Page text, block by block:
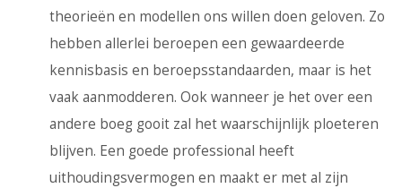
theorieën en modellen ons willen doen geloven. Zo
hebben allerlei beroepen een gewaardeerde
kennisbasis en beroepsstandaarden, maar is het
vaak aanmodderen. Ook wanneer je het over een
andere boeg gooit zal het waarschijnlijk ploeteren
blijven. Een goede professional heeft
uithoudingsvermogen en maakt er met al zijn